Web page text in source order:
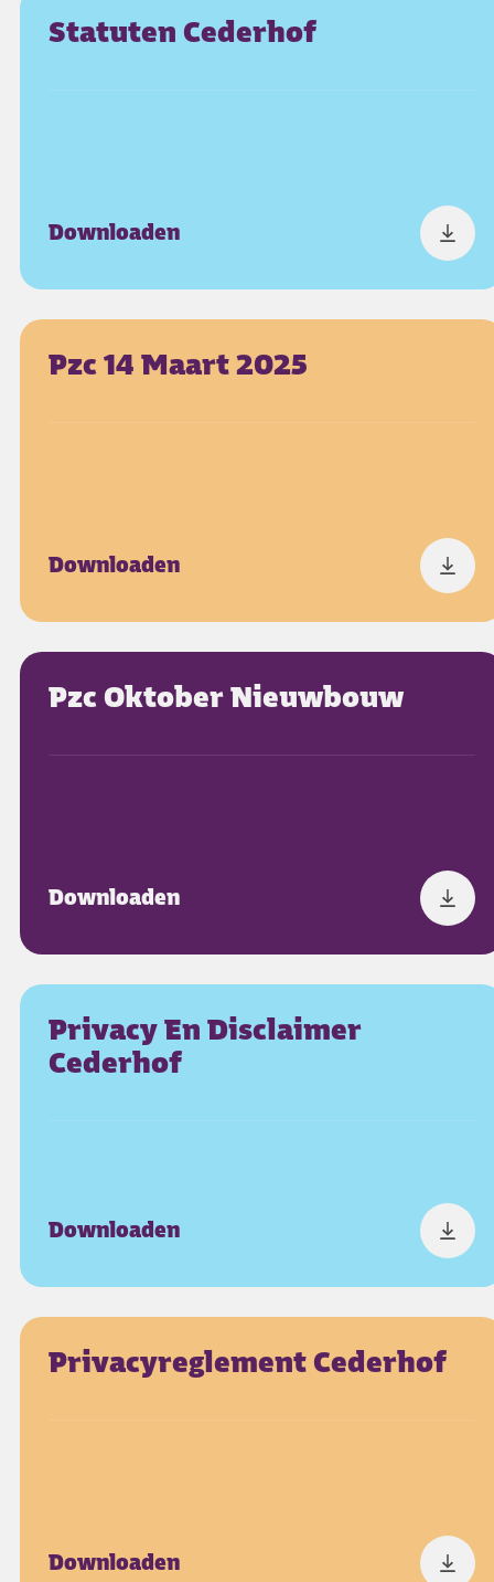
Statuten Cederhof
Downloaden
Pzc 14 Maart 2025
Downloaden
Pzc Oktober Nieuwbouw
Downloaden
Privacy En Disclaimer
Cederhof
Downloaden
Privacyreglement Cederhof
Downloaden